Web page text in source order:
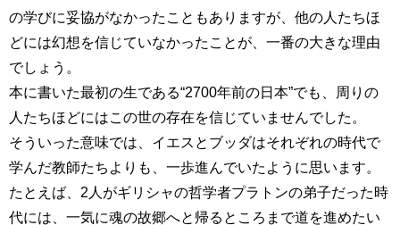
の学びに妥協がなかったこともありますが、他の人たちほ
どには幻想を信じていなかったことが、一番の大きな理由
でしょう。
本に書いた最初の生である“2700年前の日本”でも、周りの
人たちほどにはこの世の存在を信じていませんでした。
そういった意味では、イエスとブッダはそれぞれの時代で
学んだ教師たちよりも、一歩進んでいたように思います。
たとえば、2人がギリシャの哲学者プラトンの弟子だった時
代には、一気に魂の故郷へと帰るところまで道を進めたい